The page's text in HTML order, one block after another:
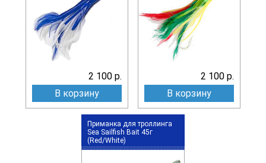
2 100 р.
В корзину
2 100 р.
В корзину
Приманка для троллинга
Sea Sailfish Bait 45г
(Red/White)